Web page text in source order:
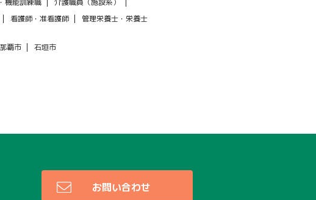
機能訓練職
介護職員（施設系）
看護師・准看護師 管理栄養士・栄養士
那覇市 石垣市
お問い合わせ